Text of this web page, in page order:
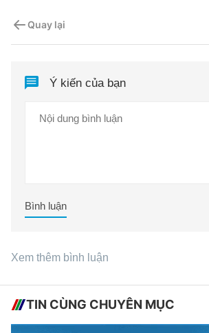
Quay lại
Ý kiến của bạn
Bình luận
Xem thêm bình luận
TIN CÙNG CHUYÊN MỤC